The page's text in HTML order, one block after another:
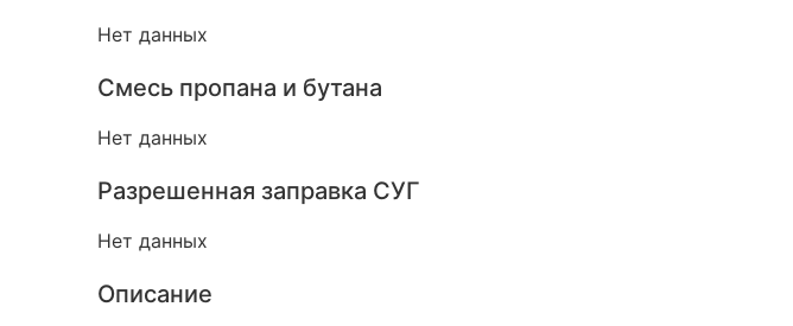
Нет данных
Смесь пропана и бутана
Нет данных
Разрешенная заправка СУГ
Нет данных
Описание